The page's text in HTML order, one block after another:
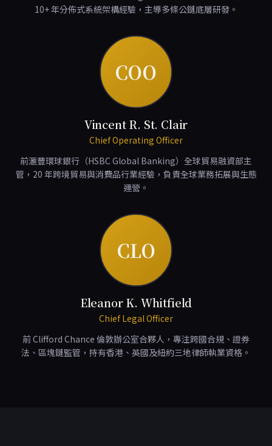
10+ 年分佈式系統架構經驗，主導多條公鏈底層研發。
COO
Vincent R. St. Clair
Chief Operating Officer
前滙豐環球銀行（HSBC Global Banking）全球貿易融資部主
管，20 年跨境貿易與消費品行業經驗，負責全球業務拓展與生態
運營。
CLO
Eleanor K. Whitfield
Chief Legal Officer
前 Clifford Chance 倫敦辦公室合夥人，專注跨國合規、證券
法、區塊鏈監管，持有香港、英國及紐約三地律師執業資格。